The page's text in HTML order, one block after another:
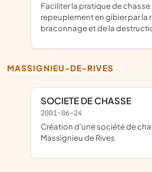
faciliter la pratique de chasse et favoriser le
repeuplement en gibier par la
braconnage et de la
MASSIGNIEU-DE-RIVES
SOCIETE DE CHASSE
2001-06-24
création d'une société de chasse sur la commune de
Massignieu de Rives